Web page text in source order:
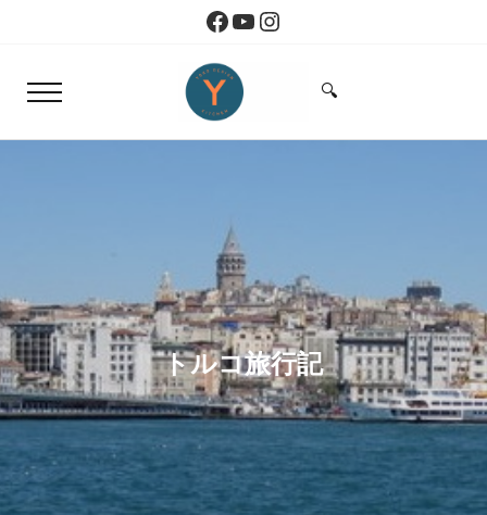
Skip to header right navigationFacebook
YouTube
Instagram
Menu
Yoko Design Kitchen
Search...
🔍
トルコ旅行記